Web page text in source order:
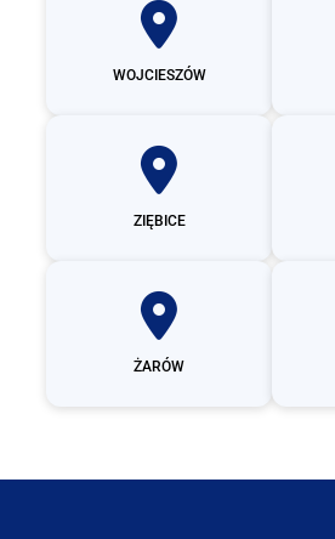
WOJCIESZÓW
ZIĘBICE
ŻARÓW